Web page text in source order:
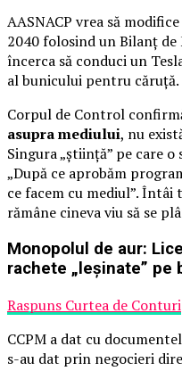
AASNACP vrea să
2040 folosind un Bilanț de
încerca să conduci un
al bunicului pentru căruță.
Corpul de Control
asupra mediului, nu
Singura „știință” pe care
„După ce aprobăm
ce facem cu mediul”. Întâi
rămâne cineva viu să se
Monopolul de aur:
rachete „leșinate” pe
Raspuns Curtea de Conturi
CCPM a dat cu
s-au dat prin negocieri